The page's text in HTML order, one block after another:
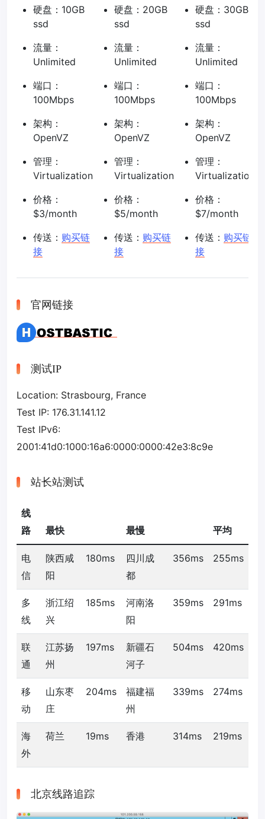
硬盘：10GB
ssd
流量：
Unlimited
端口：
100Mbps
架构：
OpenVZ
管理：
Virtualization
价格：
$3/month
传送： 购买链
接
硬盘：20GB
ssd
流量：
Unlimited
端口：
100Mbps
架构：
OpenVZ
管理：
Virtualization
价格：
$5/month
传送： 购买链
接
硬盘：30GB
ssd
流量：
Unlimited
端口：
100Mbps
架构：
OpenVZ
管理：
Virtualization
价格：
$7/month
传送： 购买链
接
官网链接
测试IP
Location: Strasbourg, France
Test IP: 176.31.141.12
Test IPv6:
2001:41d0:1000:16a6:0000:0000:42e3:8c9e
站长站测试
线
路
最快 最慢 平均
电
信
陕西咸
阳
180ms
四川成
都
356ms 255ms
多
线
浙江绍
兴
185ms
河南洛
阳
359ms 291ms
联
通
江苏扬
州
197ms
新疆石
河子
504ms 420ms
移
动
山东枣
庄
204ms
福建福
州
339ms 274ms
海
外
荷兰 19ms 香港 314ms 219ms
北京线路追踪